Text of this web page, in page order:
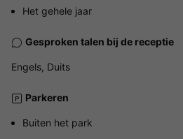
Het gehele jaar
Gesproken talen bij de receptie
Engels, Duits
Parkeren
Buiten het park